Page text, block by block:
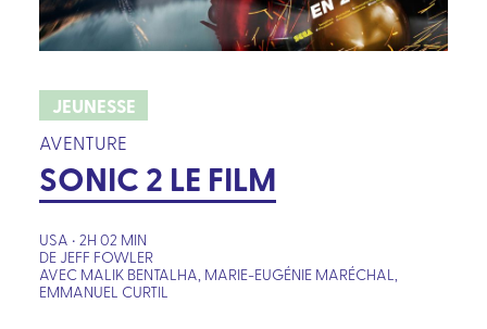
JEUNESSE
AVENTURE
SONIC 2 LE FILM
USA • 2H 02 MIN
DE JEFF FOWLER
AVEC MALIK BENTALHA, MARIE-EUGÉNIE MARÉCHAL,
EMMANUEL CURTIL